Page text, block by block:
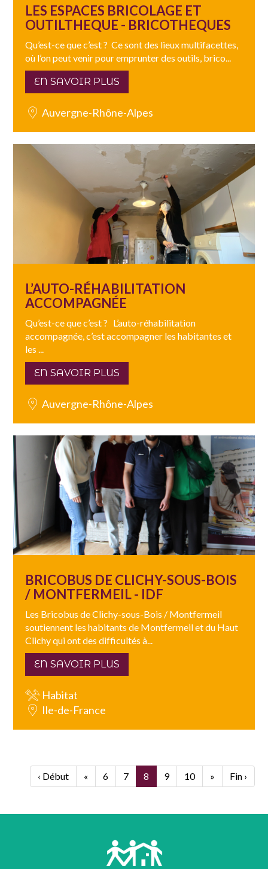
LES ESPACES BRICOLAGE ET
OUTILTHEQUE - BRICOTHEQUES
Qu’est-ce que c’est ? Ce sont des lieux multifacettes,
où l’on peut venir pour emprunter des outils, brico...
EN SAVOIR PLUS
Auvergne-Rhône-Alpes
L’AUTO-RÉHABILITATION
ACCOMPAGNÉE
Qu’est-ce que c’est ? L’auto-réhabilitation
accompagnée, c’est accompagner les habitantes et
les ...
EN SAVOIR PLUS
Auvergne-Rhône-Alpes
BRICOBUS DE CLICHY-SOUS-BOIS
/ MONTFERMEIL - IDF
Les Bricobus de Clichy-sous-Bois / Montfermeil
soutiennent les habitants de Montfermeil et du Haut
Clichy qui ont des difficultés à...
EN SAVOIR PLUS
Habitat
Ile-de-France
‹ Début « 6 7 8 9 10 » Fin ›